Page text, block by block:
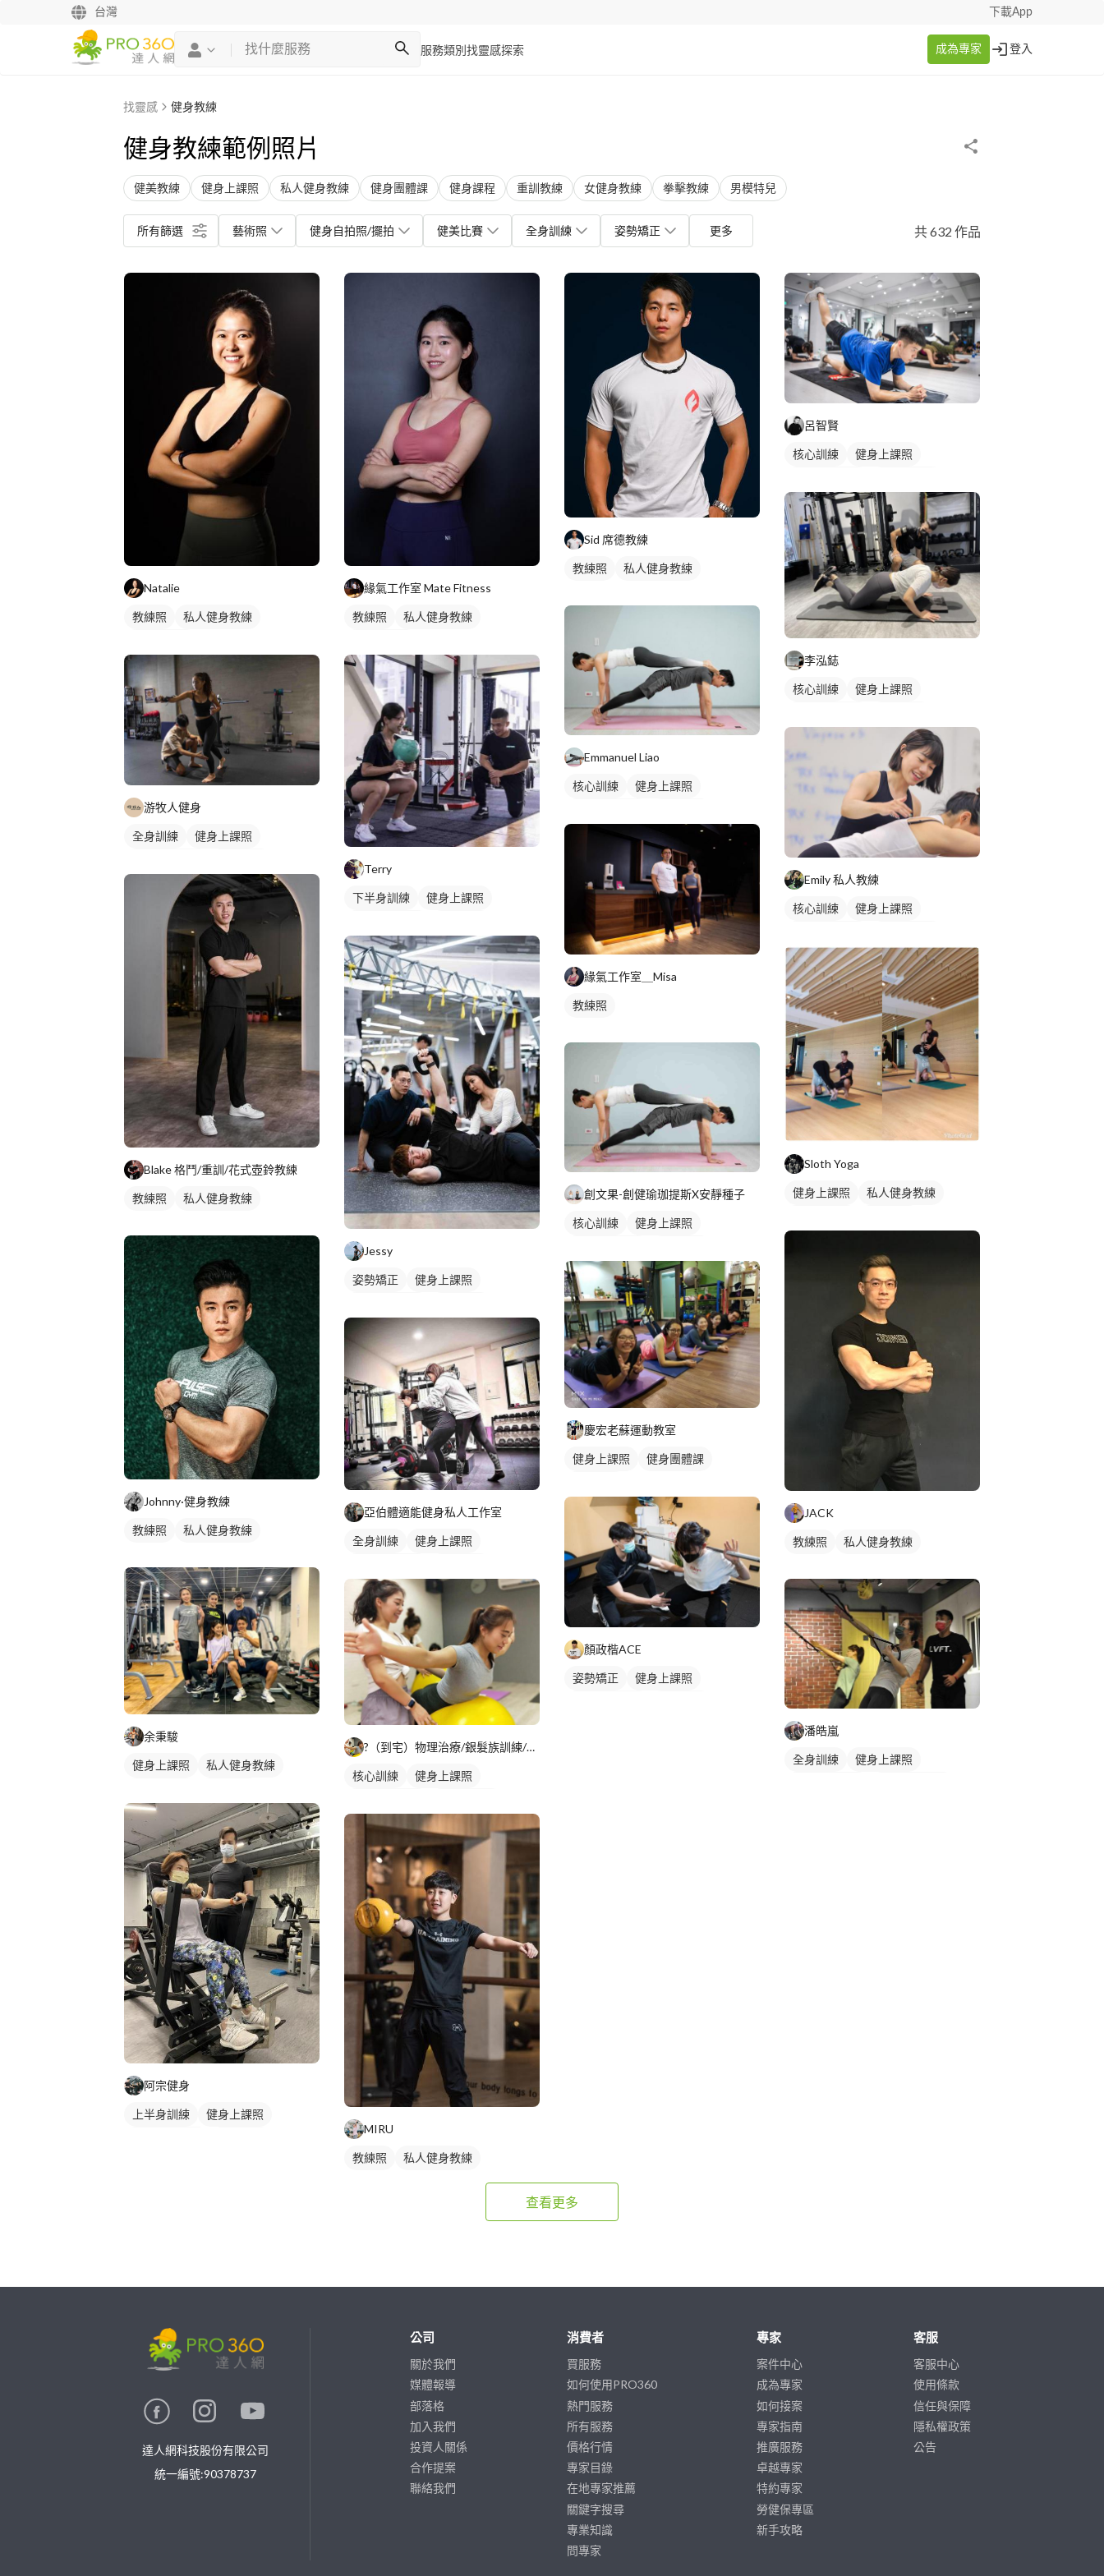
台灣 下載App
服務類別 找靈感探索 成為專家 登入
找靈感 健身教練
健身教練範例照片
健美教練 健身上課照 私人健身教練 健身團體課 健身課程 重訓教練 女健身教練 拳擊教練 男模特兒
所有篩選 藝術照 健身自拍照/擺拍 健美比賽 全身訓練 姿勢矯正 更多 共 632 作品
Natalie
教練照
私人健身教練
游牧人健身
全身訓練
健身上課照
拳擊課程
Blake 格鬥/重訓/花式壺鈴教練
教練照 私人健身教練
Johnny·健身教練
教練照 私人健身教練
余秉駿
健身上課照
私人健身教練
健身課程
重訓課程
阿宗健身
上半身訓練
健身上課照
緣氣工作室 Mate Fitness
教練照
私人健身教練
Terry
下半身訓練
健身上課照
重訓課程
健身課程 腿部訓練
Jessy
姿勢矯正
健身上課照
亞伯體適能健身私人工作室
全身訓練
健身上課照
女健身教練
重訓課程
健身課程
?（到宅）物理治療/銀髮族訓練/復健家教/居家訓練
核心訓練
健身上課照
女健身教練
健身課程
MIRU
教練照 私人健身教練
Sid 席德教練
教練照 私人健身教練
Emmanuel Liao
核心訓練
健身上課照
緣氣工作室＿Misa
教練照
創文果-創健瑜珈提斯X安靜種子
核心訓練
健身上課照
健身課程
瑜伽課程
慶宏老蘇運動教室
健身上課照
健身團體課
顏政楷ACE
姿勢矯正
健身上課照
呂智賢
核心訓練
健身上課照
健身課程
李泓鋕
核心訓練
健身上課照
健身課程
重訓課程
Emily 私人教練
核心訓練
健身上課照
健身課程
Sloth Yoga
健身上課照
私人健身教練
JACK
教練照 私人健身教練
潘皓嵐
全身訓練
健身上課照
查看更多
達人網科技股份有限公司
統一編號:90378737
公司
關於我們
媒體報導
部落格
加入我們
投資人關係
合作提案
聯絡我們
消費者
買服務
如何使用PRO360
熱門服務
所有服務
價格行情
專家目錄
在地專家推薦
關鍵字搜尋
專業知識
問專家
專家
案件中心
成為專家
如何接案
專家指南
推廣服務
卓越專家
特約專家
勞健保專區
新手攻略
客服
客服中心
使用條款
信任與保障
隱私權政策
公告